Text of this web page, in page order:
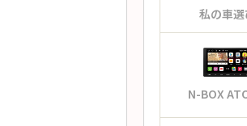
私の車選
N-BOX